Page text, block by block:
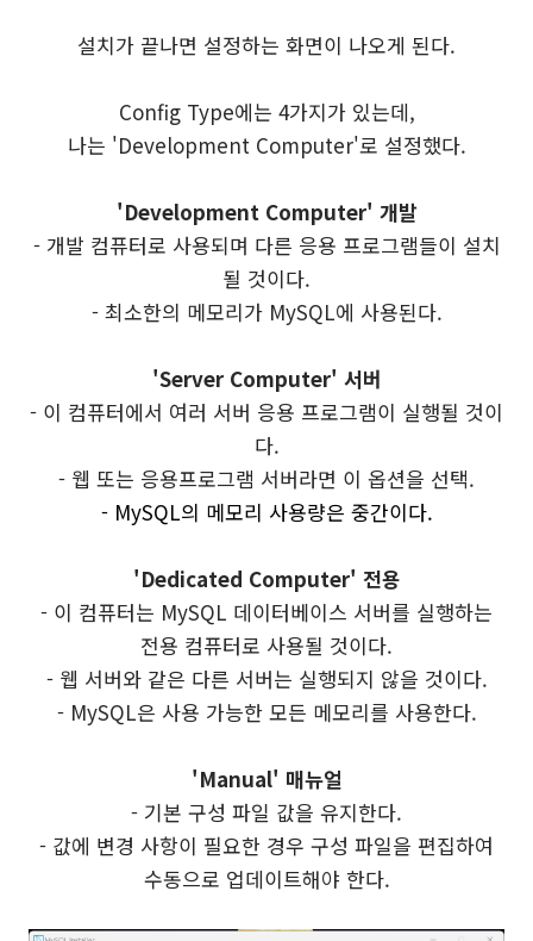
설치가 끝나면 설정하는 화면이 나오게 된다.
Config Type에는 4가지가 있는데,
나는 'Development Computer'로 설정했다.
'Development Computer' 개발
- 개발 컴퓨터로 사용되며 다른 응용 프로그램들이 설치
될 것이다.
- 최소한의 메모리가 MySQL에 사용된다.
'Server Computer' 서버
- 이 컴퓨터에서 여러 서버 응용 프로그램이 실행될 것이
다.
- 웹 또는 응용프로그램 서버라면 이 옵션을 선택.
- MySQL의 메모리 사용량은 중간이다.
'Dedicated Computer' 전용
- 이 컴퓨터는 MySQL 데이터베이스 서버를 실행하는
전용 컴퓨터로 사용될 것이다.
- 웹 서버와 같은 다른 서버는 실행되지 않을 것이다.
- MySQL은 사용 가능한 모든 메모리를 사용한다.
'Manual' 매뉴얼
- 기본 구성 파일 값을 유지한다.
- 값에 변경 사항이 필요한 경우 구성 파일을 편집하여
수동으로 업데이트해야 한다.